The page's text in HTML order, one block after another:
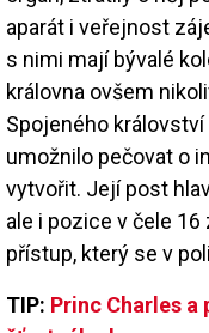
aparát i veřejnost
s nimi mají bývalé
královna ovšem
Spojeného
umožnilo pečovat o
vytvořit. Její post
ale i pozice v čele
přístup, který se v
TIP: Princ Charles a